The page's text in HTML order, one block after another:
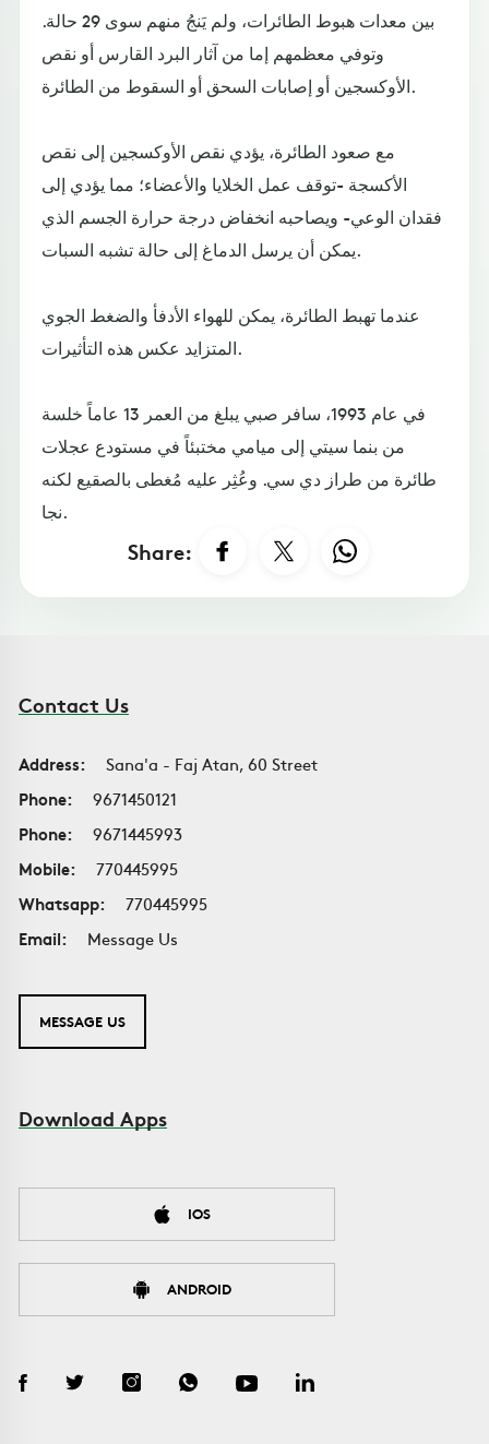
بين معدات هبوط الطائرات، ولم يَنجُ منهم سوى 29 حالة.
وتوفي معظمهم إما من آثار البرد القارس أو نقص
الأوكسجين أو إصابات السحق أو السقوط من الطائرة.
مع صعود الطائرة، يؤدي نقص الأوكسجين إلى نقص
الأكسجة -توقف عمل الخلايا والأعضاء؛ مما يؤدي إلى
فقدان الوعي- ويصاحبه انخفاض درجة حرارة الجسم الذي
يمكن أن يرسل الدماغ إلى حالة تشبه السبات.
عندما تهبط الطائرة، يمكن للهواء الأدفأ والضغط الجوي
المتزايد عكس هذه التأثيرات.
في عام 1993، سافر صبي يبلغ من العمر 13 عاماً خلسة
من بنما سيتي إلى ميامي مختبئاً في مستودع عجلات
طائرة من طراز دي سي. وعُثِر عليه مُغطى بالصقيع لكنه
نجا.
Share:
Contact Us
Address:
Sana'a - Faj Atan, 60 Street
Phone:
9671450121
Phone:
9671445993
Mobile:
770445995
Whatsapp:
770445995
Email:
Message Us
MESSAGE US
Download Apps
IOS
ANDROID